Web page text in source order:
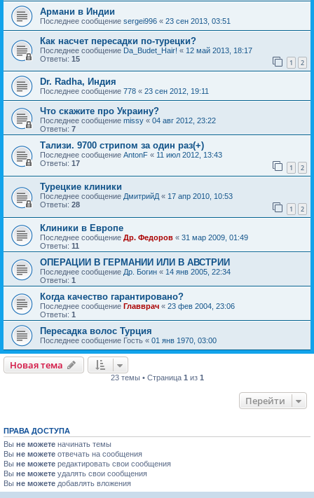
Армани в Индии
Последнее сообщение sergei996 « 23 сен 2013, 03:51
Как насчет пересадки по-турецки?
Последнее сообщение Da_Budet_Hair! « 12 май 2013, 18:17
Ответы: 15 1 2
Dr. Radha, Индия
Последнее сообщение 778 « 23 сен 2012, 19:11
Что скажите про Украину?
Последнее сообщение missy « 04 авг 2012, 23:22
Ответы: 7
Тализи. 9700 стрипом за один раз(+)
Последнее сообщение AntonF « 11 июл 2012, 13:43
Ответы: 17 1 2
Турецкие клиники
Последнее сообщение ДмитрийД « 17 апр 2010, 10:53
Ответы: 28 1 2
Клиники в Европе
Последнее сообщение Др. Федоров « 31 мар 2009, 01:49
Ответы: 11
ОПЕРАЦИИ В ГЕРМАНИИ ИЛИ В АВСТРИИ
Последнее сообщение Др. Богин « 14 янв 2005, 22:34
Ответы: 1
Когда качество гарантировано?
Последнее сообщение Главврач « 23 фев 2004, 23:06
Ответы: 1
Пересадка волос Турция
Последнее сообщение Гость « 01 янв 1970, 03:00
Новая тема
23 темы • Страница 1 из 1
Перейти
ПРАВА ДОСТУПА
Вы не можете начинать темы
Вы не можете отвечать на сообщения
Вы не можете редактировать свои сообщения
Вы не можете удалять свои сообщения
Вы не можете добавлять вложения